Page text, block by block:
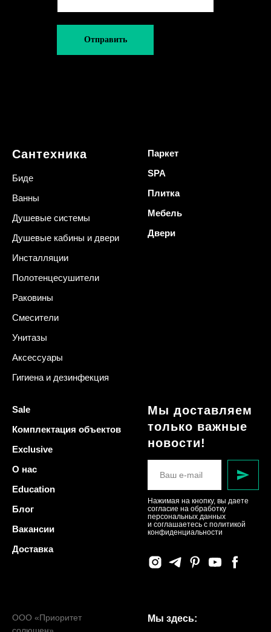
Отправить
Сантехника
Биде
Ванны
Душевые системы
Душевые кабины и двери
Инсталляции
Полотенцесушители
Раковины
Смесители
Унитазы
Аксессуары
Гигиена и дезинфекция
Паркет
SPA
Плитка
Мебель
Двери
Sale
Комплектация объектов
Exclusive
О нас
Education
Блог
Вакансии
Доставка
Мы доставляем
только важные
новости!
Нажимая на кнопку, вы даете
согласие на обработку
персональных данных
и соглашаетесь c политикой
конфиденциальности
ООО «Приоритет
Мы здесь: